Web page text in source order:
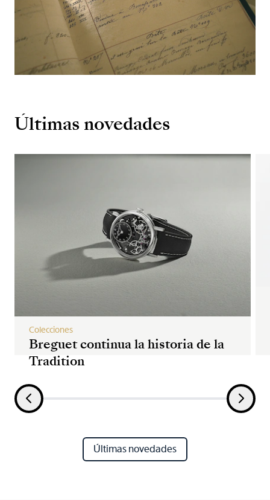
Últimas novedades
Breguet continua la historia de la
Tradition
Colecciones
Últimas novedades